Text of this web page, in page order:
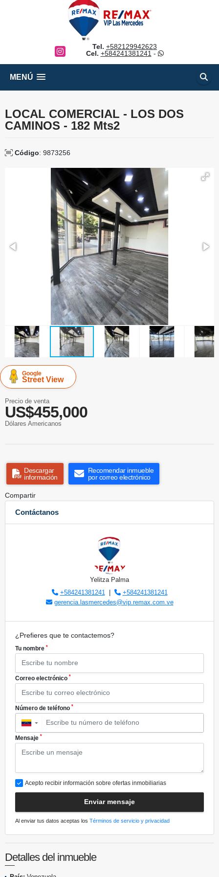
Instagram
Tel. +582129942623
Cel. +584241381241 -
MENÚ
LOCAL COMERCIAL - LOS DOS
CAMINOS - 182 Mts2
Código: 9873256
Google
Street View
Precio de venta
US$455,000
Dólares Americanos
Descargar
información
Recomendar inmueble
por correo electrónico
Compartir
Contáctanos
Yelitza Palma
+584241381241|
+584241381241
gerencia.lasmercedes@vip.remax.com.ve
¿Prefieres que te contactemos?
Tu nombre *
Correo electrónico *
Número de teléfono *
▼
Mensaje *
Acepto recibir información sobre ofertas inmobiliarias
Enviar mensaje
Al enviar tus datos aceptas los Términos de servicio y privacidad
Detalles del inmueble